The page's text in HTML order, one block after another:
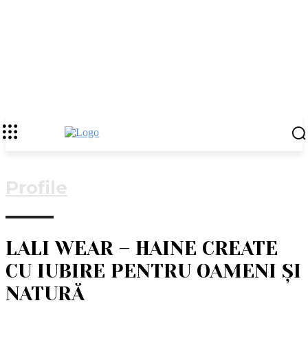
Profile
LALI WEAR – HAINE CREATE
CU IUBIRE PENTRU OAMENI ȘI
NATURĂ